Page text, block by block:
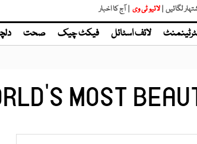
لگائیں | | آج کا اخبار
لائف اسٹائل فیکٹ چیک صحت
MOST